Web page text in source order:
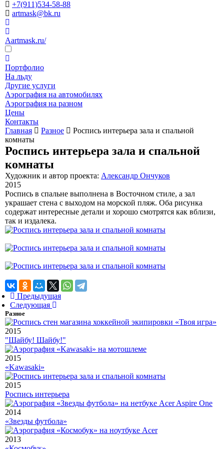
+7(911)534-58-88
artmask@bk.ru
Aartmask.ru/
Портфолио
На льду
Другие услуги
Аэрография на автомобилях
Аэрография на разном
Цены
Контакты
Главная
Разное
Роспись интерьера зала и спальной
комнаты
Роспись интерьера зала и спальной
комнаты
Художник и автор проекта: Александр Ончуков
2015
Роспись в спальне выполнена в Восточном стиле, а зал
украшает стена с выходом на морской пляж. Оба рисунка
содержат интересные детали и хорошо смотрятся как вблизи,
так и издалека.
Предыдущая
Следующая
Разное
2015
"Шайбу! Шайбу!"
2015
«Kawasaki»
2015
Роспись интерьера
2014
«Звезды футбола»
2013